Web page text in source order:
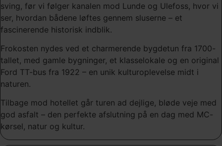
sving, før vi følger kanalen mod Lunde og Ulefoss, hvor vi
ser, hvordan bådene løftes gennem sluserne – et
fascinerende historisk indblik.
Frokosten nydes ved et charmerende bygdetun fra 1700-
tallet, med gamle bygninger, et klasselokale og en original
Ford TT-bus fra 1922 – en unik kulturoplevelse midt i
naturen.
Tilbage mod hotellet går turen ad dejlige, bløde veje med
god asfalt – den perfekte afslutning på en dag med MC-
kørsel, natur og kultur.